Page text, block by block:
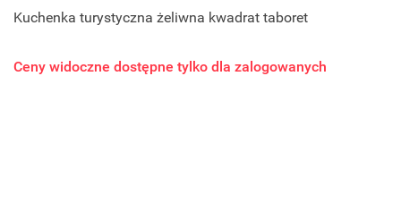
Kuchenka turystyczna żeliwna kwadrat taboret
Ceny widoczne dostępne tylko dla zalogowanych